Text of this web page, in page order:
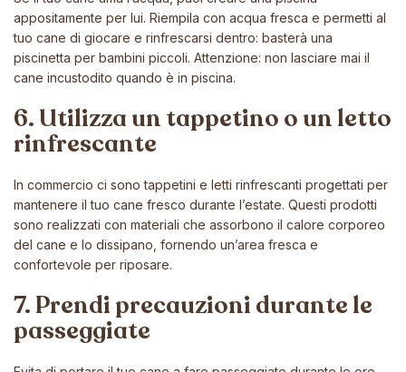
appositamente per lui. Riempila con acqua fresca e permetti al
tuo cane di giocare e rinfrescarsi dentro: basterà una
piscinetta per bambini piccoli. Attenzione: non lasciare mai il
cane incustodito quando è in piscina.
6. Utilizza un tappetino o un letto
rinfrescante
In commercio ci sono tappetini e letti rinfrescanti progettati per
mantenere il tuo cane fresco durante l’estate. Questi prodotti
sono realizzati con materiali che assorbono il calore corporeo
del cane e lo dissipano, fornendo un’area fresca e
confortevole per riposare.
7. Prendi precauzioni durante le
passeggiate